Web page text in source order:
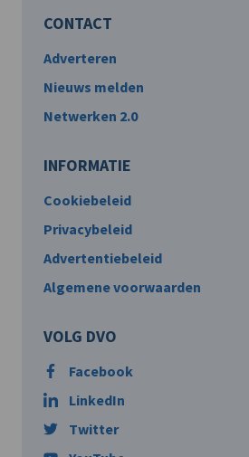
CONTACT
Adverteren
Nieuws melden
Netwerken 2.0
INFORMATIE
Cookiebeleid
Privacybeleid
Advertentiebeleid
Algemene voorwaarden
VOLG DVO
Facebook
LinkedIn
Twitter